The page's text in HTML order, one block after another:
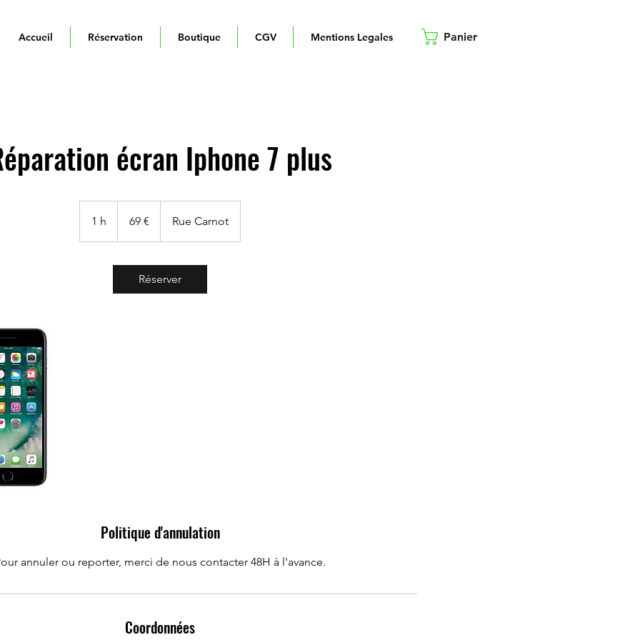
Accueil Réservation Boutique CGV Mentions Legales Panier
écran Iphone 7 plus
1 h 69 € Rue Carnot
Réserver
Politique d'annulation
annuler ou reporter, merci de nous contacter 48H à l'avance.
Coordonnées